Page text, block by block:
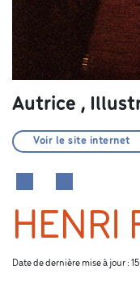
Autrice ,
Voir le site internet
HENRI
Date de dernière mise à jour :